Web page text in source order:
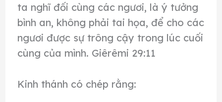
ta nghĩ đối cùng các ngươi, là ý tưởng
bình an, không phải tai họa, để cho các
ngươi được sự trông cậy trong lúc cuối
cùng của mình. Giêrêmi 29:11
Kinh thánh có chép rằng: